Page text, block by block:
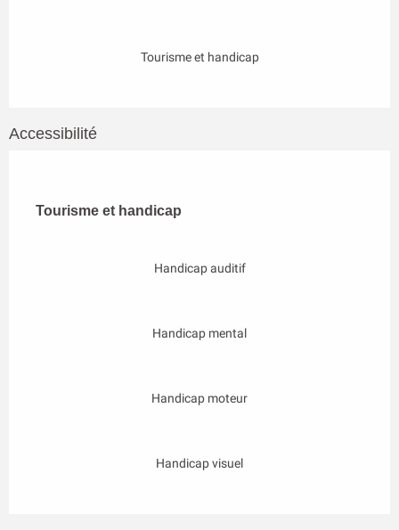
Tourisme et handicap
Accessibilité
Tourisme et handicap
Tourisme et handicap
Handicap auditif
Handicap mental
Handicap moteur
Handicap visuel